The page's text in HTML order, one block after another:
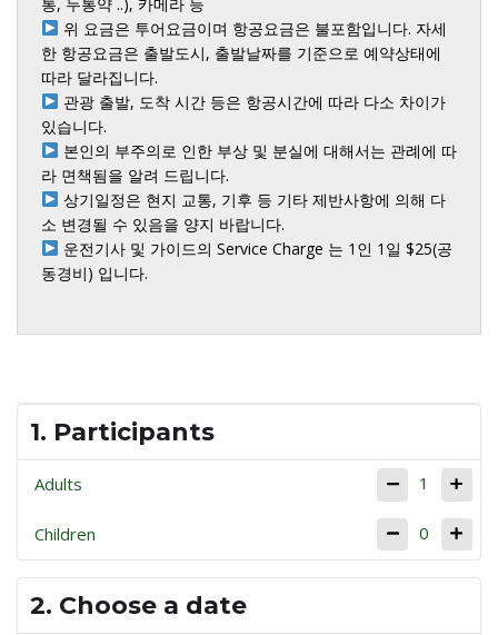
위 요금은 투어요금이며 항공요금은 불포함입니다. 자세
한 항공요금은 출발도시, 출발날짜를 기준으로 예약상태에
관광 출발, 도착 시간 등은 항공시간에 따라 다소 차이가
본인의 부주의로 인한 부상 및 분실에 대해서는 관례에 따
상기일정은 현지 교통, 기후 등 기타 제반사항에 의해 다
운전기사 및 가이드의 Service Charge 는 1인 1일 $25(공
동경비) 입니다.
1. Participants
Adults 1
Children 0
2. Choose a date